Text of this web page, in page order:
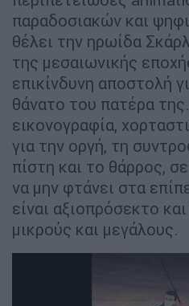
παραδοσιακών και
θέλει την ηρωίδα
της μεσαιωνικής
επικίνδυνη αποστολή
θάνατο του πατέρα
εικονογραφία,
για την οργή, τη
πίστη και το θάρρος,
να μην φτάνει στα
είναι αξιοπρόσεκτο
μικρούς και μεγάλους.